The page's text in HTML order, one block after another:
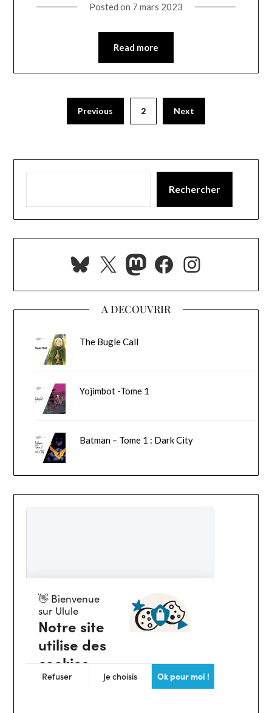
Posted on 7 mars 2023
Read more
Previous 2 Next
Rechercher
Bluesky
X Mastodon
Facebook
A DECOUVRIR
The Bugle Call
Yojimbot -Tome 1
Batman – Tome 1 : Dark City